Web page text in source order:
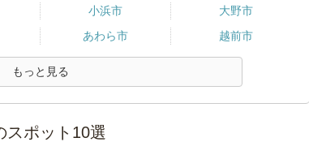
小浜市
大野市
あわら市 越前市
もっと見る
スポット10選